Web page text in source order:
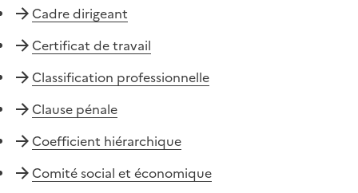
Cadre dirigeant
Certificat de travail
Classification professionnelle
Clause pénale
Coefficient hiérarchique
Comité social et économique